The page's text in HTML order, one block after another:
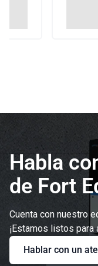
Habla
de Fort
Cuenta con nuestro
¡Estamos listos para
Hablar con un